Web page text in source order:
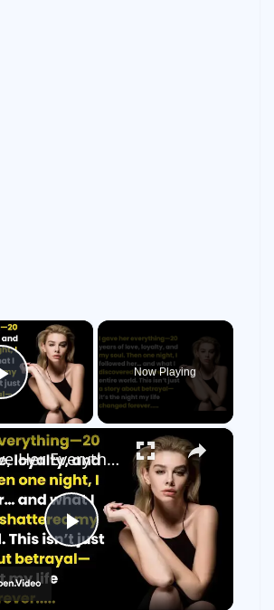
×
Play Video
Now Playing
×
P
I Gave Her Everything. She Gave Herself to Another Man | Wistaloom